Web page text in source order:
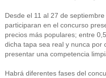
Desde el 11 al 27 de
participaran en el concurso
precios más populares; entre
dicha tapa sea real y nunca por
presentar una competencia
Habrá diferentes fases del